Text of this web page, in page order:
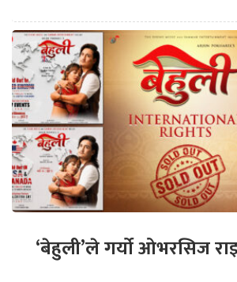
‘बेहुली’ले गर्यो ओभरसिज